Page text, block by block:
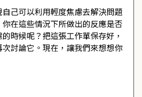
己可以利用輕度焦慮去解決問題
在這些情況下所做出的反應是否
時候呢？把這張工作單保存好，
討論它。現在，讓我們來想想你